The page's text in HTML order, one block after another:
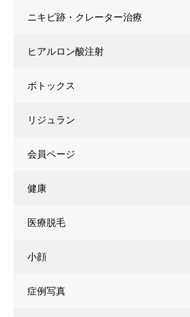
ニキビ跡・クレーター治療
ヒアルロン酸注射
ボトックス
リジュラン
会員ページ
健康
医療脱毛
小顔
症例写真